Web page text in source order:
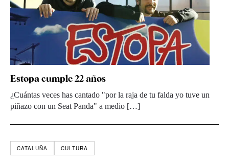
Estopa cumple 22 años
¿Cuántas veces has cantado "por la raja de tu falda yo tuve un
piñazo con un Seat Panda" a medio […]
CATALUÑA CULTURA